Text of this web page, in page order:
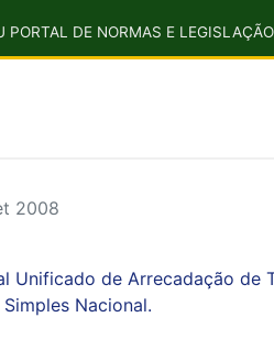
PORTAL DE NORMAS E
2008
Unificado de Arrecadação de
Nacional.